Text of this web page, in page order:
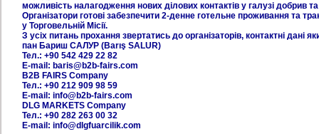
можливість налагодження нових ділових контактів у галузі добрив та
Організатори готові забезпечити 2-денне готельне проживання та
у Торговельній Місії.
З усіх питань прохання звертатись до організаторів, контактні дані
пан Бариш САЛУР (Barış SALUR)
Тел.: +90 542 429 22 82
E-mail: baris@b2b-fairs.com
B2B FAIRS Company
Тел.: +90 212 909 98 59
E-mail: info@b2b-fairs.com
DLG MARKETS Company
Тел.: +90 282 263 00 32
E-mail: info@dlgfuarcilik.com